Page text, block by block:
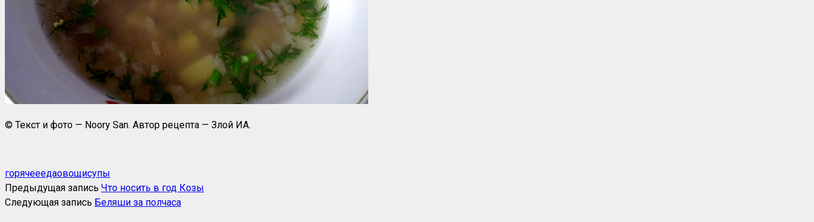
© Текст и фото — Noory San. Автор рецепта — Злой ИА.
горячееедаовощисупы
Предыдущая запись Что носить в год Козы
Следующая запись Беляши за полчаса